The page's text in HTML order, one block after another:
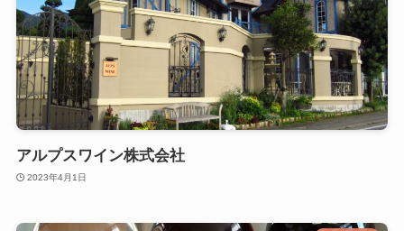
アルプスワイン株式会社
2023年4月1日